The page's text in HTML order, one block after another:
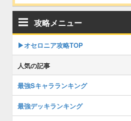
攻略メニュー
▶︎オセロニア攻略TOP
人気の記事
最強Sキャラランキング
最強デッキランキング